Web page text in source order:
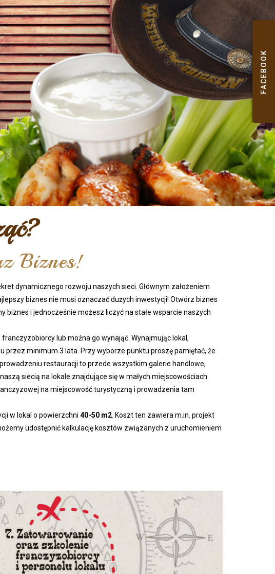
Biznes!
dynamicznego rozwoju naszych sieci. Głównym założeniem
biznes nie musi oznaczać dużych inwestycji! Otwórz biznes
biznes i jednocześnie możesz liczyć na stałe wsparcie naszych
franczyzobiorcy lub można go wynająć. Wynajmując lokal,
minimum 3 lata. Przy wyborze punktu proszę pamiętać, że
restauracji to przede wszystkim galerie handlowe,
siecią na lokale znajdujące się w małych miejscowościach
na miejscowość turystyczną i prowadzenia tam
w lokal o powierzchni 40-50 m2 . Koszt ten zawiera m.in. projekt
udostępnić kalkulację kosztów związanych z uruchomieniem
FACEBOOK